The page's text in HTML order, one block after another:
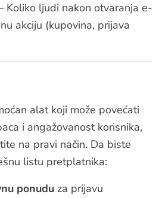
Koliko ljudi nakon otvaranja e-
akciju (kupovina, prijava
alat koji može povećati
i angažovanost korisnika,
na pravi način. Da biste
listu pretplatnika:
ponudu za prijavu